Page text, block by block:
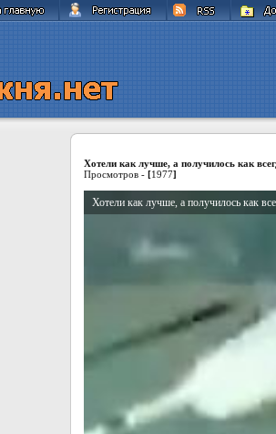
Хотели как лучше, а получилось как
Просмотров - [1977]
Хотели как лучше, а получилось как